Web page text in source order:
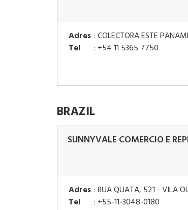
Adres: COLECTORA ESTE
Tel
: +54 11 5365 7750
BRAZIL
SUNNYVALE COMERCIO E
Adres: RUA QUATA, 521 - VILA
Tel
: +55-11-3048-0180